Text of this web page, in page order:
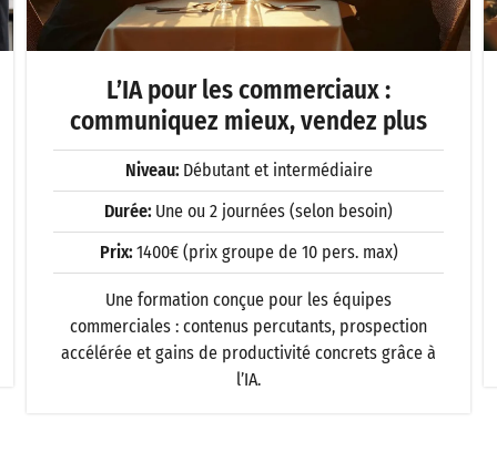
L’IA pour les commerciaux :
communiquez mieux, vendez plus
Niveau: Débutant et intermédiaire
Durée: Une ou 2 journées (selon besoin)
Prix: 1400€ (prix groupe de 10 pers. max)
Une formation conçue pour les équipes
commerciales : contenus percutants, prospection
accélérée et gains de productivité concrets grâce à
l’IA.